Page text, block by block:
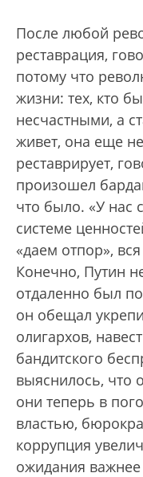
После любой
реставрация,
потому что
жизни: тех, кто
несчастными, а
живет, она еще
реставрирует,
произошел
что было. «У нас
системе
«даем отпор»,
Конечно, Путин
отдаленно был
он обещал
олигархов,
бандитского
выяснилось, что
они теперь в
властью,
коррупция
ожидания